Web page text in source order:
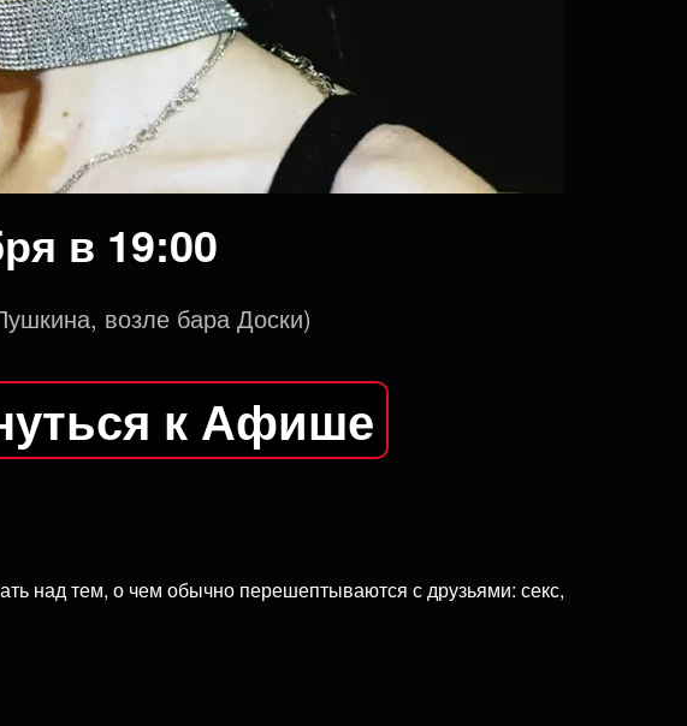
в 19:00
возле бара Доски)
к Афише
над тем, о чем обычно перешептываются с друзьями: секс,